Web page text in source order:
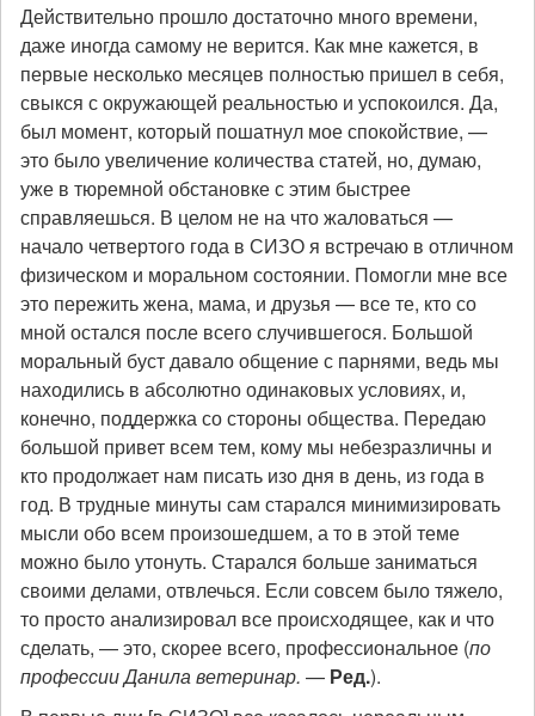
Действительно прошло достаточно много времени,
даже иногда самому не верится. Как мне кажется, в
первые несколько месяцев полностью пришел в себя,
свыкся с окружающей реальностью и успокоился. Да,
был момент, который пошатнул мое спокойствие, —
это было увеличение количества статей, но, думаю,
уже в тюремной обстановке с этим быстрее
справляешься. В целом не на что жаловаться —
начало четвертого года в СИЗО я встречаю в отличном
физическом и моральном состоянии. Помогли мне все
это пережить жена, мама, и друзья — все те, кто со
мной остался после всего случившегося. Большой
моральный буст давало общение с парнями, ведь мы
находились в абсолютно одинаковых условиях, и,
конечно, поддержка со стороны общества. Передаю
большой привет всем тем, кому мы небезразличны и
кто продолжает нам писать изо дня в день, из года в
год. В трудные минуты сам старался минимизировать
мысли обо всем произошедшем, а то в этой теме
можно было утонуть. Старался больше заниматься
своими делами, отвлечься. Если совсем было тяжело,
то просто анализировал все происходящее, как и что
сделать, — это, скорее всего, профессиональное (по
профессии Данила ветеринар. — Ред.).